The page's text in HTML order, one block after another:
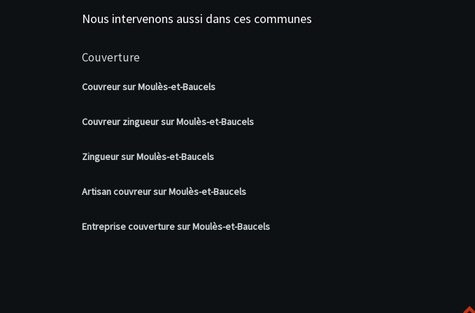
Nous intervenons aussi dans ces communes
Couverture
Couvreur sur Moulès-et-Baucels
Couvreur zingueur sur Moulès-et-Baucels
Zingueur sur Moulès-et-Baucels
Artisan couvreur sur Moulès-et-Baucels
Entreprise couverture sur Moulès-et-Baucels